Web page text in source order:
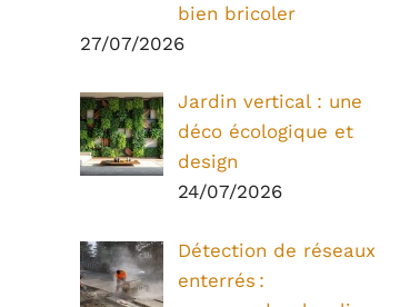
bien bricoler
27/07/2026
Jardin vertical : une
déco écologique et
design
24/07/2026
Détection de réseaux
enterrés :